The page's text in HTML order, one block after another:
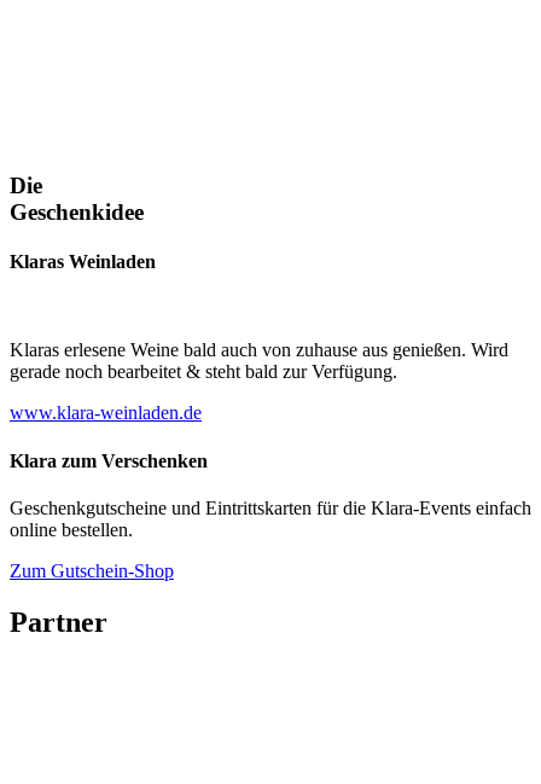
Die
Geschenkidee
Klaras Weinladen
Klaras erlesene Weine bald auch von zuhause aus genießen. Wird
gerade noch bearbeitet & steht bald zur Verfügung.
www.klara-weinladen.de
Klara zum Verschenken
Geschenkgutscheine und Eintrittskarten für die Klara-Events einfach
online bestellen.
Zum Gutschein-Shop
Partner